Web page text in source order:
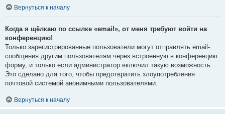
Вернуться к началу
Когда я щёлкаю по ссылке «email», от меня требуют войти на
конференцию!
Только зарегистрированные пользователи могут отправлять email-
сообщения другим пользователям через встроенную в конференцию
форму, и только если администратор включил такую возможность.
Это сделано для того, чтобы предотвратить злоупотребления
почтовой системой анонимными пользователями.
Вернуться к началу